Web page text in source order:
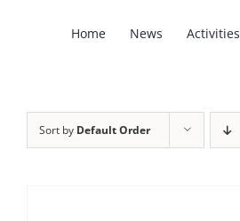
Home News Activities
Sort by Default Order